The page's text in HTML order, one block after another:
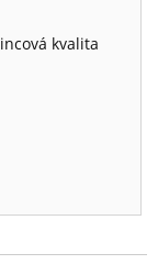
kvalita